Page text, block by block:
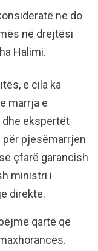
ne do
në drejtësi
Halimi.
e cila ka
marrja e
dhe ekspertët
për pjesëmarrjen
çfarë garancish
ministri i
direkte.
qartë që